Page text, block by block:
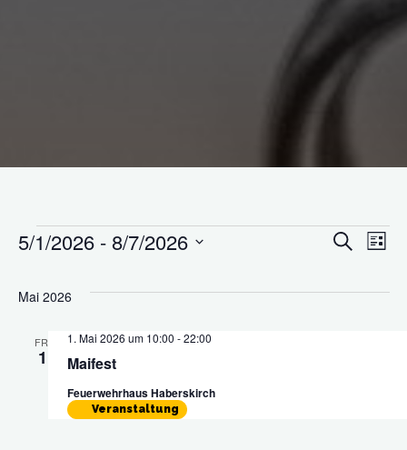
Veranstaltungen
Suche
Suche
Liste
5/1/2026 - 8/7/2026
wählen.
Mai 2026
FR.
1 Maifest
1. Mai 2026 um 10:00 -22:00
Feuerwehrhaus Haberskirch
Veranstaltung